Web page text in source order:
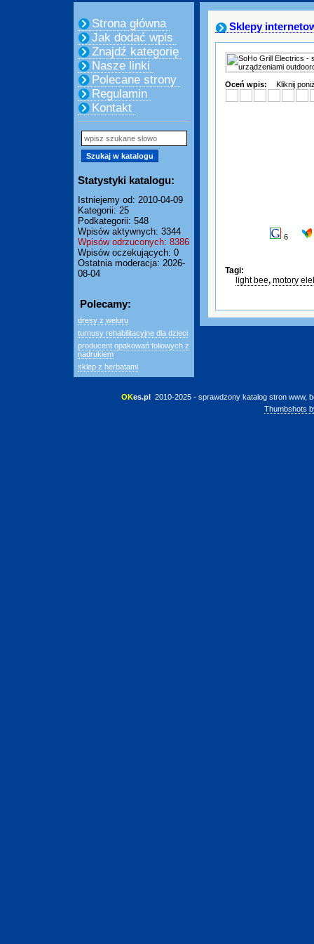
Strona główna
Jak dodać wpis
Znajdź kategorię
Nasze linki
Polecane strony
Regulamin
Kontakt
Statystyki katalogu:
Istniejemy od: 2010-04-09
Kategorii: 25
Podkategorii: 548
Wpisów aktywnych: 3344
Wpisów odrzuconych: 8386
Wpisów oczekujących: 0
Ostatnia moderacja: 2026-
08-04
Polecamy:
dresy z weluru
turnusy rehabilitacyjne dla dzieci
producent opakowań foliowych z
nadrukiem
sklep z herbatami
Sklepy
Oceń wpis: Kliknij
6
Tagi:
light bee, motory
OKes.pl 2010-2025 - sprawdzony katalog stron www,
Thumbshots